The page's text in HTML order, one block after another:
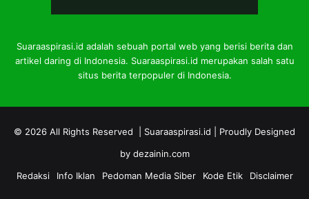
Suaraaspirasi.id adalah sebuah portal web yang berisi berita dan
artikel daring di Indonesia. Suaraaspirasi.id merupakan salah satu
situs berita terpopuler di Indonesia.
© 2026 All Rights Reserved | Suaraaspirasi.id | Proudly Designed
by dezainin.com
Redaksi
Info Iklan Pedoman Media Siber Kode Etik Disclaimer